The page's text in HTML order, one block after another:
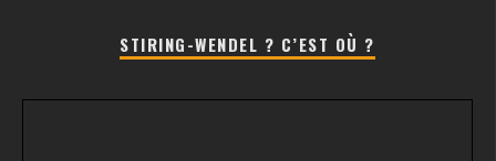
STIRING-WENDEL ? C’EST OÙ ?